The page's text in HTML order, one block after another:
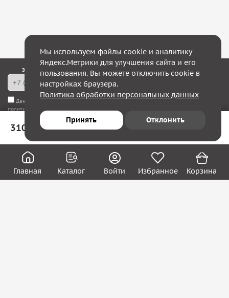
Главная Каталог Избранное
Войти Корзина
310 ₽
Закажите обратный звонок — в течение 10 минут мы с Вами свяжемся!
Даю согласие на обработку моих персональных данных
политикой конфиденциальности
Юридическим лицам
Акции
Вакансии
Контакты
Мы используем файлы cookie и аналитику
Яндекс.Метрики для улучшения сайта и его
пользования. Вы можете отключить cookie в
настройках браузера.
Политика обработки персональных данных
Принять Отклонить